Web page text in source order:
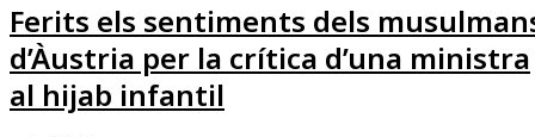
Ferits els sentiments dels
d’Àustria per la crítica d’una ministra
al hijab infantil